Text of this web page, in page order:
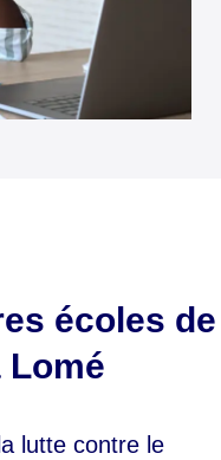
écoles de
Lomé
lutte contre le